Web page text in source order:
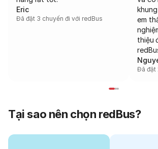
Eric
Đã đặt 3 chuyến đi với redBus
em
thiệu
Đã đặt
Tại sao nên chọn redBus?